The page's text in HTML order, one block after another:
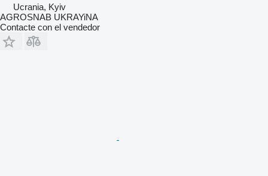
Ucrania, Kyiv
AGROSNAB UKRAYiNA
Contacte con el vendedor